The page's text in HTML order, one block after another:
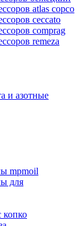
atlas copco
ceccato
comprag
remeza
и азотные
mpmoil
для
копко